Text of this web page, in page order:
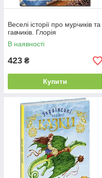
Веселі історії про мурчиків та
гавчиків. Глорія
В наявності
423 ₴
Купити